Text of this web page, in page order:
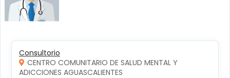
Consultorio
CENTRO COMUNITARIO DE SALUD MENTAL Y
ADICCIONES AGUASCALIENTES